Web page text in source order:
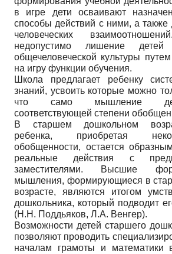
в игре дети осваивают
способы действий с ними, а
человеческих
недопустимо лишение детей
общечеловеческой культуры
на игру функции обучения.
Школа предлагает ребенку
знаний, усвоить которые можно
что само мышление
соответствующей степени
В старшем дошкольном
ребенка, приобретая
обобщенности, остается
реальные действия с
заместителями. Высшие
мышления, формирующиеся в
возрасте, являются итогом
дошкольника, который подводит
(Н.Н. Поддьяков, Л.А. Венгер).
Возможности детей старшего
позволяют проводить
началам грамоты и математики